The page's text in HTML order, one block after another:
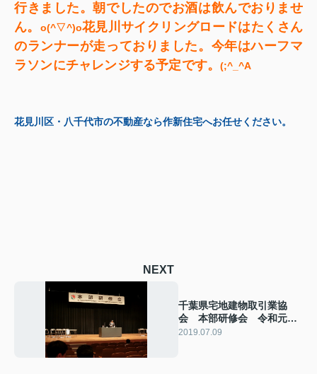
行きました。朝でしたのでお酒は飲んでおりませ
ん。
o(^▽^)o花見川サイクリングロードはたくさん
のランナーが走っておりました。今年はハーフマ
ラソンにチャレンジする予定です。(;^_^A
花見川区・八千代市の不動産なら作新住宅へお任せください。
NEXT
千葉県宅地建物取引業協
会 本部研修会 令和元年
度第１回
2019.07.09